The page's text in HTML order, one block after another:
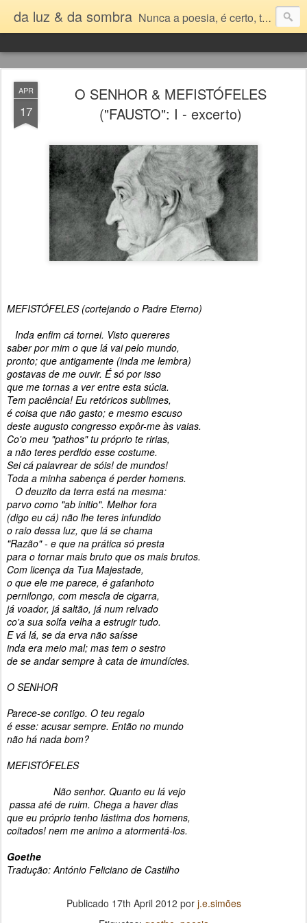
da luz & da sombra Nunca a poesia, é certo, transformou o mundo – mas o mundo nunca se transformaria sem ela. Jorge de Sena
APR
17
O SENHOR & MEFISTÓFELES
("FAUSTO": I - excerto)
MEFISTÓFELES (cortejando o Padre Eterno)
Inda enfim cá tornei. Visto quereres
saber por mim o que lá vai pelo mundo,
pronto; que antigamente (inda me lembra)
gostavas de me ouvir. É só por isso
que me tornas a ver entre esta súcia.
Tem paciência! Eu retóricos sublimes,
é coisa que não gasto; e mesmo escuso
deste augusto congresso expôr-me às vaias.
Co'o meu "pathos" tu próprio te ririas,
a não teres perdido esse costume.
Sei cá palavrear de sóis! de mundos!
Toda a minha sabença é perder homens.
O deuzito da terra está na mesma:
parvo como "ab initio". Melhor fora
(digo eu cá) não lhe teres infundido
o raio dessa luz, que lá se chama
"Razão" - e que na prática só presta
para o tornar mais bruto que os mais brutos.
Com licença da Tua Majestade,
o que ele me parece, é gafanhoto
pernilongo, com mescla de cigarra,
já voador, já saltão, já num relvado
co'a sua solfa velha a estrugir tudo.
E vá lá, se da erva não saísse
inda era meio mal; mas tem o sestro
de se andar sempre à cata de imundícies.
O SENHOR
Parece-se contigo. O teu regalo
é esse: acusar sempre. Então no mundo
não há nada bom?
MEFISTÓFELES
Não senhor. Quanto eu lá vejo
passa até de ruim. Chega a haver dias
que eu próprio tenho lástima dos homens,
coitados! nem me animo a atormentá-los.
Goethe
Tradução: António Feliciano de Castilho
Publicado 17th April 2012 por j.e.simões